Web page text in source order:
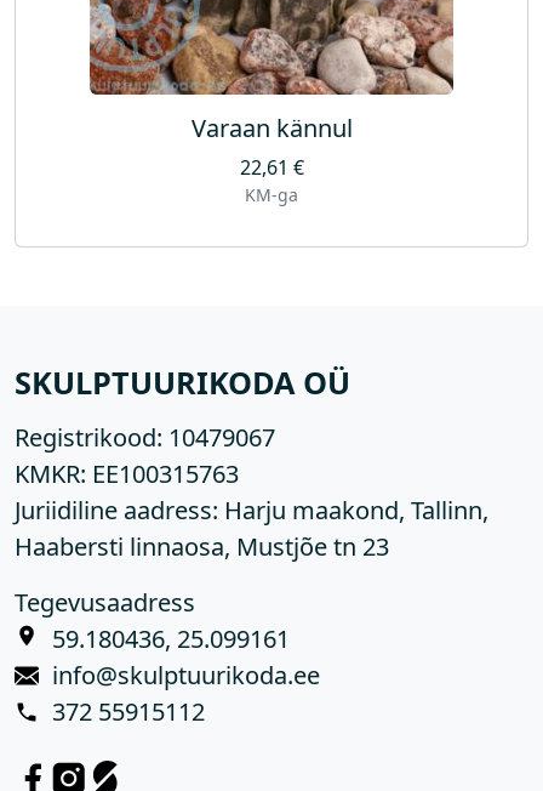
Varaan kännul
22,61 €
KM-ga
SKULPTUURIKODA OÜ
Registrikood: 10479067
KMKR: EE100315763
Juriidiline aadress: Harju maakond, Tallinn,
Haabersti linnaosa, Mustjõe tn 23
Tegevusaadress
59.180436, 25.099161
info@skulptuurikoda.ee
372 55915112